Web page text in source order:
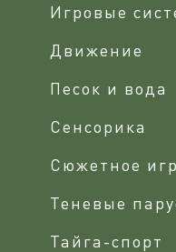
Игровые
Движение
Песок и вода
Сенсорика
Сюжетное
Теневые
Тайга-спорт